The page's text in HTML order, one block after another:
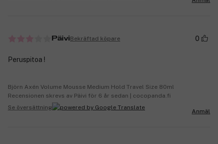
PäiviBekräftad köpare 0
Peruspitoa !
Björn Axén Volume Mousse Medium Hold Travel Size 80ml
Recensionen skrevs av Päivi för 6 år sedan | cocopanda.fi
Se översättning
Anmäl